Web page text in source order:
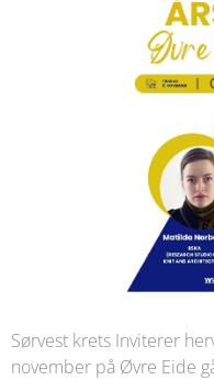
Sørvest krets Inviterer
november på Øvre Eide